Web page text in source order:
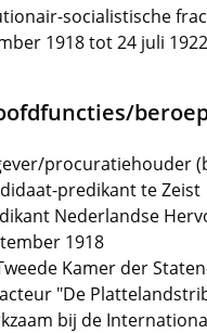
socialistische
1918 tot 24 juli 1922
procuratiehouder
predikant te Zeist
Nederlandse
1918
Kamer der
"De
bij de